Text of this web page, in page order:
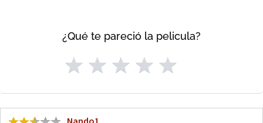
¿Qué te pareció la pelicula?
Nando1